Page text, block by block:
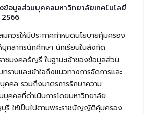
ข้อมูลส่วนบุคคลมหาวิทยาลัยเทคโนโลยี
ให้มีประกาศกำหนดนโยบายคุ้มครอง
คลากรนักศึกษา นักเรียนในสังกัด
าชมงคลธัญรี ในฐานะเจ้าของข้อมูลส่วน
าบและเข้าใจถึงแนวทางการจัดการและ
คล รวมถึงมาตรการรักษาความ
คคลที่ดำเนินการโดยมหาวิทยาลัย
รี ให้เป็นไปตามพระราชบัญญัติคุ้มครอง